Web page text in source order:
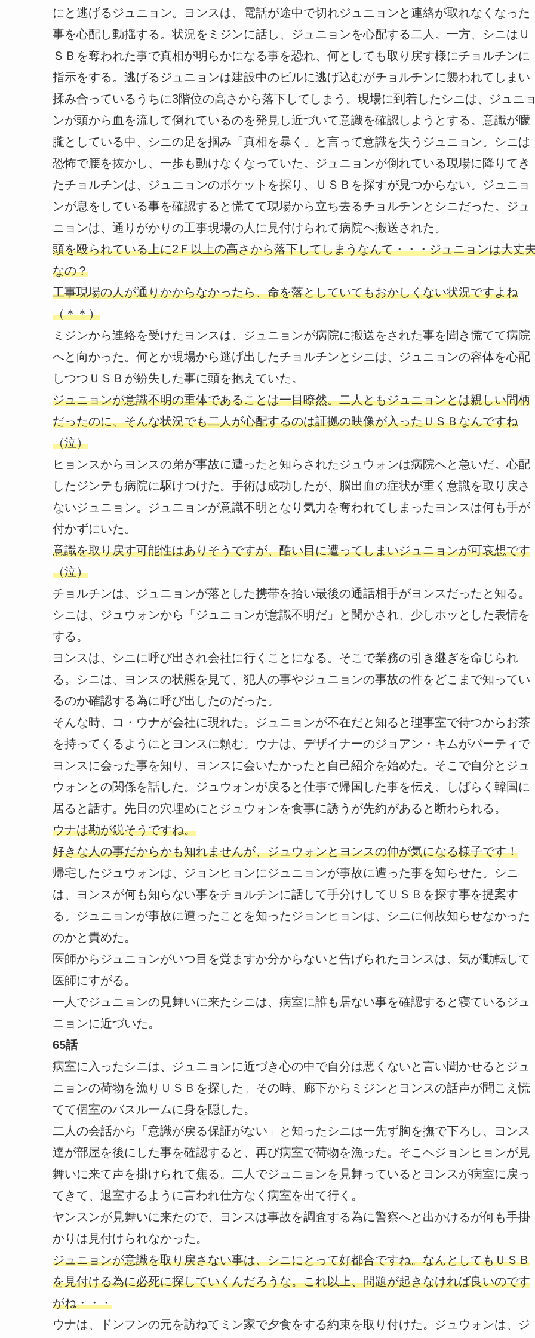
にと逃げるジュニョン。ヨンスは、電話が途中で切れジュニョンと連絡が取れなくなった
事を心配し動揺する。状況をミジンに話し、ジュニョンを心配する二人。一方、シニはＵ
ＳＢを奪われた事で真相が明らかになる事を恐れ、何としても取り戻す様にチョルチンに
指示をする。逃げるジュニョンは建設中のビルに逃げ込むがチョルチンに襲われてしまい
揉み合っているうちに3階位の高さから落下してしまう。現場に到着したシニは、ジュニ
ンが頭から血を流して倒れているのを発見し近づいて意識を確認しようとする。意識が朦
朧としている中、シニの足を掴み「真相を暴く」と言って意識を失うジュニョン。シニは
恐怖で腰を抜かし、一歩も動けなくなっていた。ジュニョンが倒れている現場に降りてき
たチョルチンは、ジュニョンのポケットを探り、ＵＳＢを探すが見つからない。ジュニョ
ンが息をしている事を確認すると慌てて現場から立ち去るチョルチンとシニだった。ジュ
ニョンは、通りがかりの工事現場の人に見付けられて病院へ搬送された。
頭を殴られている上に2Ｆ以上の高さから落下してしまうなんて・・・ジュニョンは大丈
なの？
工事現場の人が通りかからなかったら、命を落としていてもおかしくない状況ですよね
（＊＊）
ミジンから連絡を受けたヨンスは、ジュニョンが病院に搬送をされた事を聞き慌てて病院
へと向かった。何とか現場から逃げ出したチョルチンとシニは、ジュニョンの容体を心配
しつつＵＳＢが紛失した事に頭を抱えていた。
ジュニョンが意識不明の重体であることは一目瞭然。二人ともジュニョンとは親しい間柄
だったのに、そんな状況でも二人が心配するのは証拠の映像が入ったＵＳＢなんですね
（泣）
ヒョンスからヨンスの弟が事故に遭ったと知らされたジュウォンは病院へと急いだ。心配
したジンテも病院に駆けつけた。手術は成功したが、脳出血の症状が重く意識を取り戻さ
ないジュニョン。ジュニョンが意識不明となり気力を奪われてしまったヨンスは何も手が
付かずにいた。
意識を取り戻す可能性はありそうですが、酷い目に遭ってしまいジュニョンが可哀想です
（泣）
チョルチンは、ジュニョンが落とした携帯を拾い最後の通話相手がヨンスだったと知る。
シニは、ジュウォンから「ジュニョンが意識不明だ」と聞かされ、少しホッとした表情を
する。
ヨンスは、シニに呼び出され会社に行くことになる。そこで業務の引き継ぎを命じられ
る。シニは、ヨンスの状態を見て、犯人の事やジュニョンの事故の件をどこまで知ってい
るのか確認する為に呼び出したのだった。
そんな時、コ・ウナが会社に現れた。ジュニョンが不在だと知ると理事室で待つからお茶
を持ってくるようにとヨンスに頼む。ウナは、デザイナーのジョアン・キムがパーティで
ヨンスに会った事を知り、ヨンスに会いたかったと自己紹介を始めた。そこで自分とジュ
ウォンとの関係を話した。ジュウォンが戻ると仕事で帰国した事を伝え、しばらく韓国に
居ると話す。先日の穴埋めにとジュウォンを食事に誘うが先約があると断わられる。
ウナは勘が鋭そうですね。
好きな人の事だからかも知れませんが、ジュウォンとヨンスの仲が気になる様子です！
帰宅したジュウォンは、ジョンヒョンにジュニョンが事故に遭った事を知らせた。シニ
は、ヨンスが何も知らない事をチョルチンに話して手分けしてＵＳＢを探す事を提案す
る。ジュニョンが事故に遭ったことを知ったジョンヒョンは、シニに何故知らせなかった
のかと責めた。
医師からジュニョンがいつ目を覚ますか分からないと告げられたヨンスは、気が動転して
医師にすがる。
一人でジュニョンの見舞いに来たシニは、病室に誰も居ない事を確認すると寝ているジュ
ニョンに近づいた。
65話
病室に入ったシニは、ジュニョンに近づき心の中で自分は悪くないと言い聞かせるとジュ
ニョンの荷物を漁りＵＳＢを探した。その時、廊下からミジンとヨンスの話声が聞こえ慌
てて個室のバスルームに身を隠した。
二人の会話から「意識が戻る保証がない」と知ったシニは一先ず胸を撫で下ろし、ヨンス
達が部屋を後にした事を確認すると、再び病室で荷物を漁った。そこへジョンヒョンが見
舞いに来て声を掛けられて焦る。二人でジュニョンを見舞っているとヨンスが病室に戻っ
てきて、退室するように言われ仕方なく病室を出て行く。
ヤンスンが見舞いに来たので、ヨンスは事故を調査する為に警察へと出かけるが何も手掛
かりは見付けられなかった。
ジュニョンが意識を取り戻さない事は、シニにとって好都合ですね。なんとしてもＵＳＢ
を見付ける為に必死に探していくんだろうな。これ以上、問題が起きなければ良いのです
がね・・・
ウナは、ドンフンの元を訪ねてミン家で夕食をする約束を取り付けた。ジュウォンは、ジ